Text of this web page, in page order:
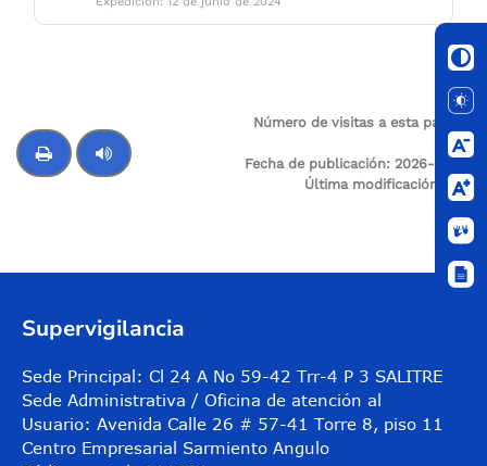
Número de visitas a esta página:
9
Fecha de publicación: 2026-02-15
Última modificación: N/A
Supervigilancia
Sede Principal: Cl 24 A No 59-42 Trr-4 P 3 SALITRE
Sede Administrativa / Oficina de atención al
Usuario: Avenida Calle 26 # 57-41 Torre 8, piso 11
Centro Empresarial Sarmiento Angulo